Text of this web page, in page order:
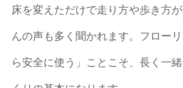
床を変えただけで走り方や歩き方
んの声も多く聞かれます。フロー
ら安全に使う」ことこそ、長く一